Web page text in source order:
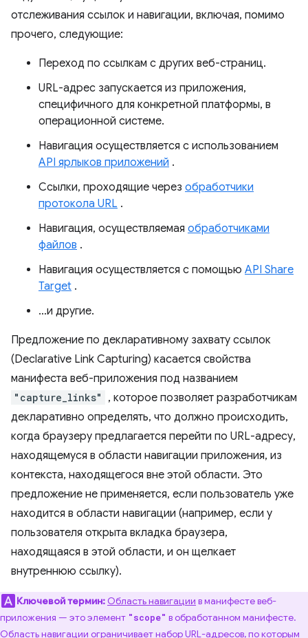
отслеживания ссылок и навигации, включая, помимо
прочего, следующие:
Переход по ссылкам с других веб-страниц.
URL-адрес запускается из приложения,
специфичного для конкретной платформы, в
операционной системе.
Навигация осуществляется с использованием
API ярлыков приложений .
Ссылки, проходящие через обработчики
протокола URL .
Навигация, осуществляемая обработчиками
файлов .
Навигация осуществляется с помощью API Share
Target .
…и другие.
Предложение по декларативному захвату ссылок
(Declarative Link Capturing) касается свойства
манифеста веб-приложения под названием
"capture_links"
, которое позволяет разработчикам
декларативно определять, что должно происходить,
когда браузеру предлагается перейти по URL-адресу,
находящемуся в области навигации приложения, из
контекста, находящегося вне этой области. Это
предложение не применяется, если пользователь уже
находится в области навигации (например, если у
пользователя открыта вкладка браузера,
находящаяся в этой области, и он щелкает
внутреннюю ссылку).
Ключевой термин: Область навигации в манифесте веб-
приложения — это элемент "scope" в обработанном манифесте.
Область навигации ограничивает набор URL-адресов, по которым